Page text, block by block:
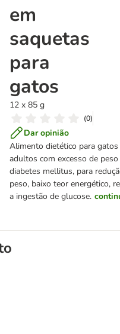
em
saquetas
para
gatos
12 x 85 g
(0)
Dar opinião
Alimento dietético para gatos
adultos com excesso de
diabetes mellitus, para
peso, baixo teor energético,
a ingestão de glucose.
para gatos